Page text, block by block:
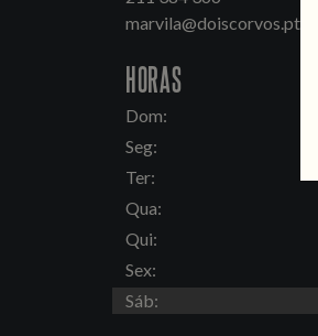
marvila@doiscorvos.pt
HORAS
Dom:
Seg:
Ter:
Qua:
Qui:
Sex:
Sáb: